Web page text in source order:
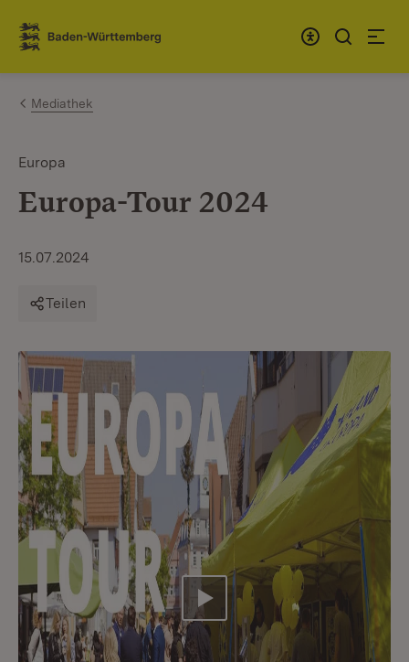
Zum Inhalt springen
Link zur Startseite
Mediathek
Europa
Europa-Tour 2024
15.07.2024
Teilen
Video abspielen